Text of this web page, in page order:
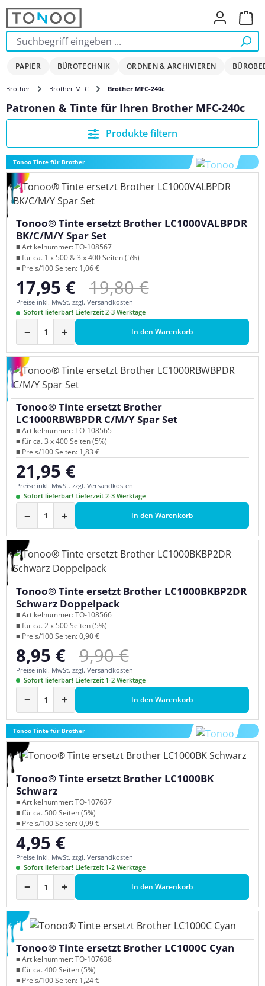
Zum Hauptinhalt springen
PAPIER BÜROTECHNIK ORDNEN & ARCHIVIEREN
Brother Brother MFC Brother MFC-240c
Patronen & Tinte für Ihren Brother MFC-240c
Produkte filtern
Tonoo Tinte für Brother
Tonoo® Tinte ersetzt Brother LC1000VALBPDR
BK/C/M/Y Spar Set
■ Artikelnummer: TO-108567
■ für ca. 1 x 500 & 3 x 400 Seiten (5%)
■ Preis/100 Seiten: 1,06 €
Verkaufspreis:
17,95 € Regulärer Preis:
19,80 €
Preise inkl. MwSt. zzgl. Versandkosten
Sofort lieferbar! Lieferzeit 2-3 Werktage
− + In den Warenkorb
Tonoo® Tinte ersetzt Brother
LC1000RBWBPDR C/M/Y Spar Set
■ Artikelnummer: TO-108565
■ für ca. 3 x 400 Seiten (5%)
■ Preis/100 Seiten: 1,83 €
Regulärer Preis:
21,95 €
Preise inkl. MwSt. zzgl. Versandkosten
Sofort lieferbar! Lieferzeit 2-3 Werktage
− + In den Warenkorb
Tonoo® Tinte ersetzt Brother LC1000BKBP2DR
Schwarz Doppelpack
■ Artikelnummer: TO-108566
■ für ca. 2 x 500 Seiten (5%)
■ Preis/100 Seiten: 0,90 €
Verkaufspreis:
8,95 € Regulärer Preis:
9,90 €
Preise inkl. MwSt. zzgl. Versandkosten
Sofort lieferbar! Lieferzeit 1-2 Werktage
− + In den Warenkorb
Tonoo Tinte für Brother
Tonoo® Tinte ersetzt Brother LC1000BK
Schwarz
■ Artikelnummer: TO-107637
■ für ca. 500 Seiten (5%)
■ Preis/100 Seiten: 0,99 €
Regulärer Preis:
4,95 €
Preise inkl. MwSt. zzgl. Versandkosten
Sofort lieferbar! Lieferzeit 1-2 Werktage
− + In den Warenkorb
Tonoo® Tinte ersetzt Brother LC1000C Cyan
■ Artikelnummer: TO-107638
■ für ca. 400 Seiten (5%)
■ Preis/100 Seiten: 1,24 €